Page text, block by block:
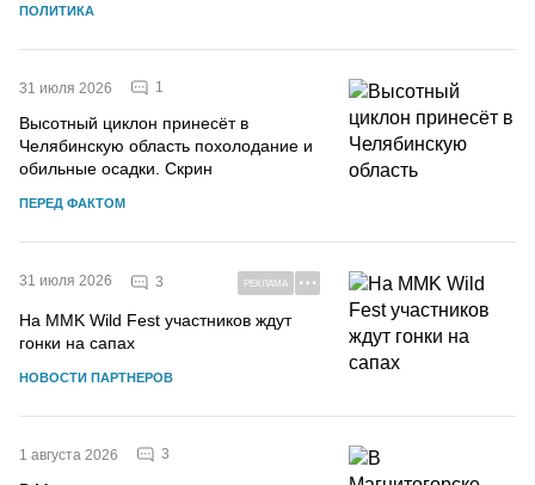
ПОЛИТИКА
31 июля 2026 1
Высотный циклон принесёт в
Челябинскую область похолодание и
обильные осадки. Скрин
ПЕРЕД ФАКТОМ
31 июля 2026 3 РЕКЛАМА
На MMK Wild Fest участников ждут
гонки на сапах
НОВОСТИ ПАРТНЕРОВ
1 августа 2026 3